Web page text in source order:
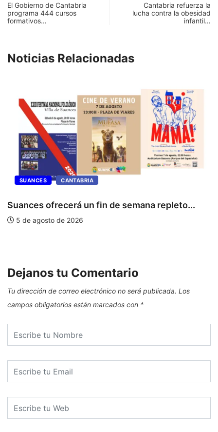
El Gobierno de Cantabria
programa 444 cursos
formativos…
Cantabria refuerza la
lucha contra la obesidad
infantil…
Noticias Relacionadas
SUANCES CANTABRIA
Suances ofrecerá un fin de semana repleto...
5 de agosto de 2026
Dejanos tu Comentario
Tu dirección de correo electrónico no será publicada. Los
campos obligatorios están marcados con *